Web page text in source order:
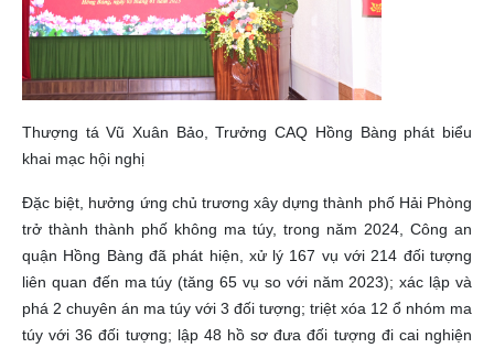
Thượng tá Vũ Xuân Bảo, Trưởng CAQ Hồng Bàng phát biểu
khai mạc hội nghị
Đặc biệt, hưởng ứng chủ trương xây dựng thành phố Hải Phòng
trở thành thành phố không ma túy, trong năm 2024, Công an
quận Hồng Bàng đã phát hiện, xử lý 167 vụ với 214 đối tượng
liên quan đến ma túy (tăng 65 vụ so với năm 2023); xác lập và
phá 2 chuyên án ma túy với 3 đối tượng; triệt xóa 12 ổ nhóm ma
túy với 36 đối tượng; lập 48 hồ sơ đưa đối tượng đi cai nghiện